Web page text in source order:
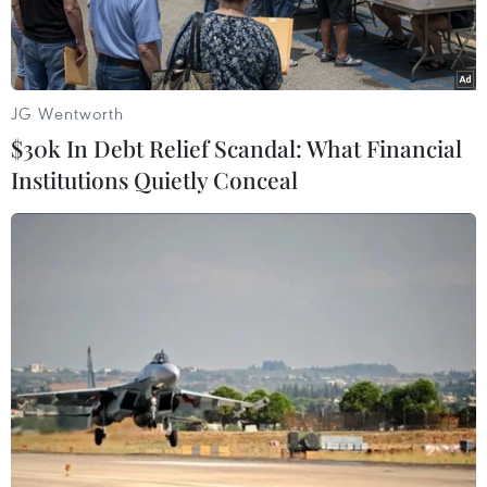
nới lỏng các quy định về giãn cách xã hội trong
tuần này, số ca nhiễm mới mỗi ngày của nước
này đã tăng bất ngờ lên vượt ngưỡng 100.000 ca
vào cuối ngày 17/2 vừa qua. Đây cũng là số ca
JG Wentworth
$30k In Debt Relief Scandal: What Financial
Institutions Quietly Conceal